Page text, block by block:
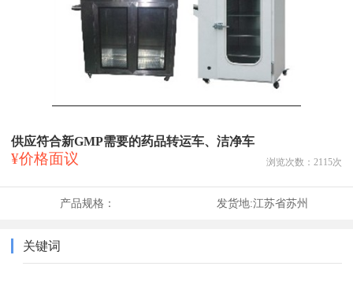
供应符合新GMP需要的药品转运车、洁净车
¥价格面议 浏览次数： 2115次
产品规格： 发货地:江苏省苏州
关键词